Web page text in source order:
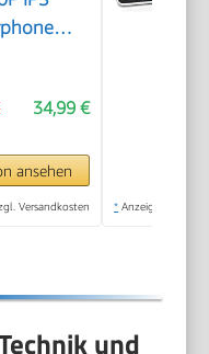
Alarm
34,99 €
ansehen
Versandkosten * Anzeige
und